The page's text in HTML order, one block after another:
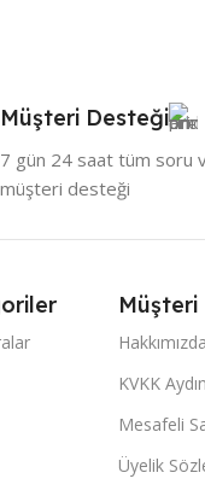
Müşteri Desteği
7 gün 24 saat tüm soru
müşteri desteği
Müşteri
Hakkımızda
KVKK
Mesafeli
Üyelik